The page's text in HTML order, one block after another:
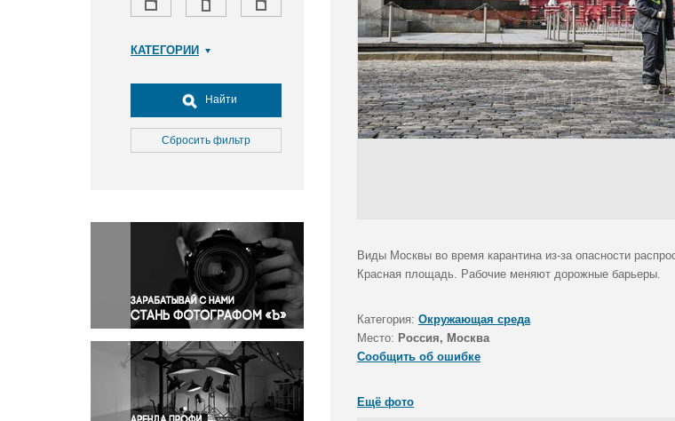
КАТЕГОРИИ
Досуг, туризм и отдых
Культура
Медицина
Окружающая среда
Политика
Правосудие
Происшествия и конфликты
Религия
Светская жизнь
Спорт
Экология
Экономика и бизнес
Найти
Сбросить фильтр
Виды Москвы во время карантина из-за опасности
Красная площадь. Рабочие меняют дорожные барьеры.
Категория: Окружающая среда
Место: Россия, Москва
Сообщить об ошибке
Ещё фото